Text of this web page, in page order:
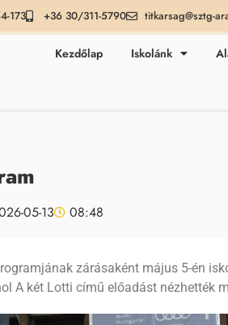
173 +36 30/311-5790 titkarsag@sztg-
Kezdőlap Iskolánk
05-13 08:48
zárásaként május 5-én
A két Lotti című előadást nézhették